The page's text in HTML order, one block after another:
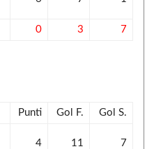
0 3 7
Punti Gol F. Gol S.
4 11 7